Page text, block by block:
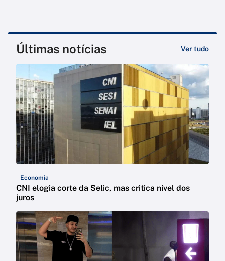
Últimas notícias Ver tudo
Economia
CNI elogia corte da Selic, mas critica nível dos
juros